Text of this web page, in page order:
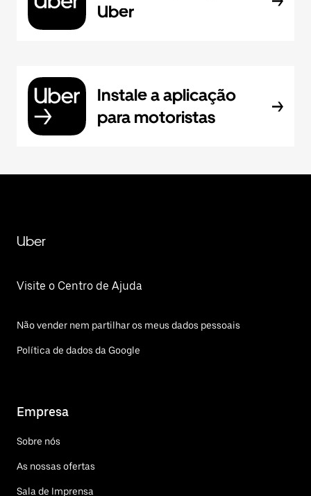
Uber
Instale a aplicação
para motoristas
Uber
Visite o Centro de Ajuda
Não vender nem partilhar os meus dados pessoais
Política de dados da Google
Empresa
Sobre nós
As nossas ofertas
Sala de Imprensa